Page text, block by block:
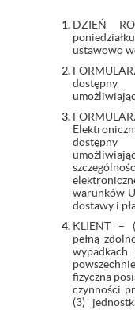
DZIEŃ
ustawowo
warunków
dostawy i
KLIENT –
pełną
wypadkach
fizyczna
czynności
(3)